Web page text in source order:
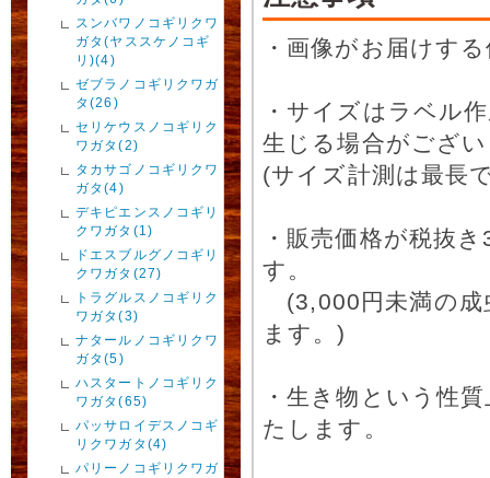
スンバワノコギリクワ
ガタ(ヤススケノコギ
リ)(4)
ゼブラノコギリクワガ
タ(26)
セリケウスノコギリク
ワガタ(2)
タカサゴノコギリクワ
ガタ(4)
デキピエンスノコギリ
クワガタ(1)
ドエスブルグノコギリ
クワガタ(27)
トラグルスノコギリク
ワガタ(3)
ナタールノコギリクワ
ガタ(5)
ハスタートノコギリク
ワガタ(65)
パッサロイデスノコギ
リクワガタ(4)
パリーノコギリクワガ
・画像がお届けす
・サイズはラベル
生じる場合がござ
(サイズ計測は最長
・販売価格が税抜
す。
(3,000円未満の成
ます。)
・生き物という性
たします。